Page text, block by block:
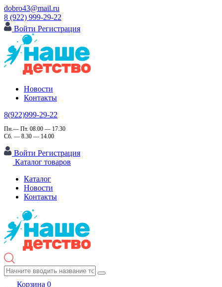
dobro43@mail.ru
8 (922) 999-29-22
Войти Регистрация
Новости
Контакты
8(922)999-29-22
Пн.— Пт. 08.00 — 17.30
Сб. — 8.30 — 14.00
Войти Регистрация
Каталог товаров
Каталог
Новости
Контакты
Корзина 0